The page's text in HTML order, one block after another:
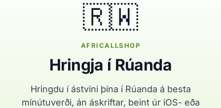
🇷🇼
AFRICALLSHOP
Hringja í Rúanda
Hringdu í ástvini þína í Rúanda á besta
mínútuverði, án áskriftar, beint úr iOS- eða